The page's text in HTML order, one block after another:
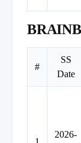
#
SS
Date
2026-